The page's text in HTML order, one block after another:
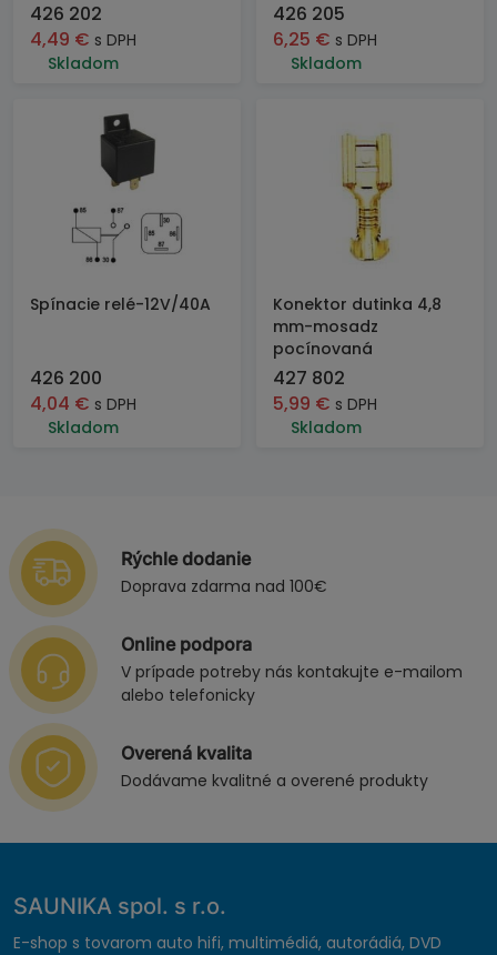
426 202
4,49 € s DPH
Skladom
426 205
6,25 € s DPH
Skladom
Spínacie relé-12V/40A
426 200
4,04 € s DPH
Skladom
Konektor dutinka 4,8
mm-mosadz
pocínovaná
427 802
5,99 € s DPH
Skladom
Rýchle dodanie
Doprava zdarma nad 100€
Online podpora
V prípade potreby nás kontakujte e-mailom
alebo telefonicky
Overená kvalita
Dodávame kvalitné a overené produkty
SAUNIKA spol. s r.o.
E-shop s tovarom auto hifi, multimédiá, autorádiá, DVD